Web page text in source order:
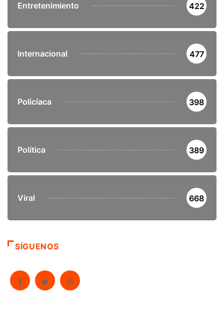
Entretenimiento 422
Internacional 477
Policíaca 398
Política 389
Viral 668
SÍGUENOS